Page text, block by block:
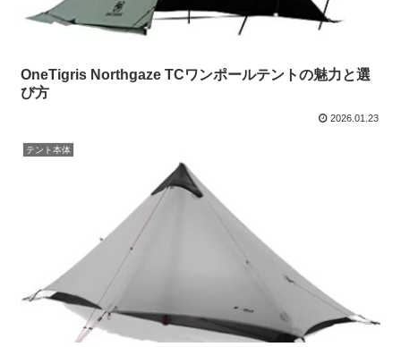
OneTigris Northgaze TCワンポールテントの魅力と選
び方
2026.01.23
テント本体